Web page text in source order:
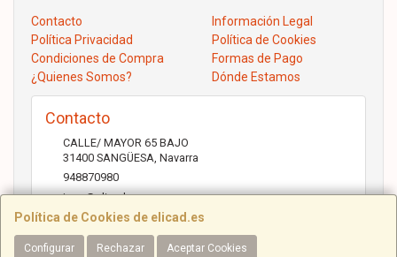
Política de Cookies de elicad.es
Configurar Rechazar Aceptar Cookies
Contacto
Información Legal
Política Privacidad
Política de Cookies
Condiciones de Compra
Formas de Pago
¿Quienes Somos?
Dónde Estamos
Contacto
CALLE/ MAYOR 65 BAJO
31400 SANGÜESA Navarra
948870980
jose@elicad.com